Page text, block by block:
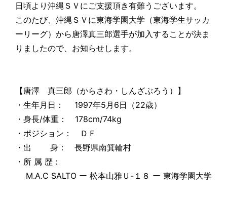
日頃より沖縄ＳＶにご支援頂き有難うございます。
このたび、沖縄ＳＶに東海学園大学（東海学生サッカ
ーリーグ）から唐澤真三郎選手が加入することが決ま
りましたので、お知らせします。
【唐澤 真三郎（からさわ・しんざぶろう）】
・生年月日： 1997年5月6日（22歳）
・身長/体重： 178cm/74kg
・ポジション： ＤＦ
・出 身： 長野県南箕輪村
・所 属 歴：
M.A.C SALTO ー 松本山雅Ｕ-１８ ー 東海学園大学